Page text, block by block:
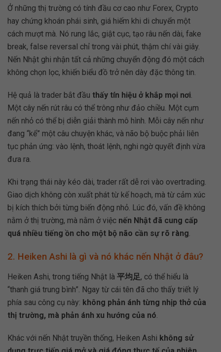
Ở những thị trường có tính đầu cơ cao như Forex, Crypto
hay chứng khoán phái sinh, giá hiếm khi di chuyển một
cách mượt mà. Nó rung lắc, giật cục, tạo râu nến dài, fake
break, false reversal chỉ trong vài phút, thậm chí vài giây.
Nến Nhật ghi nhận tất cả những chuyển động đó một cách
không chọn lọc, khiến biểu đồ trở nên dày đặc thông tin.
Hệ quả là trader bắt đầu thấy tín hiệu ở khắp mọi nơi
Một cây nến rút râu có thể trông như đảo chiều. Một cụm
nến nhỏ có thể bị diễn giải thành mô hình. Mỗi cây nến như
đang “kể” một câu chuyện khác, và não bộ buộc phải liên
tục phản ứng: vào lệnh, thoát lệnh, nghi ngờ quyết định vừa
đưa ra.
Khi trạng thái này kéo dài, trader rất dễ rơi vào overtrading.
Giao dịch không còn xuất phát từ kế hoạch, mà từ cảm xúc
bị kích thích bởi từng biến động nhỏ. Lúc đó, vấn đề không
nằm ở thị trường, mà nằm ở việc nến Nhật đã cung cấp
quá nhiều tiếng ồn cho một bộ não cần sự rõ ràng
2. Heiken Ashi là gì và nó khác nến Nhật ở đâu?
Heiken Ashi, trong tiếng Nhật là 平均足, có thể hiểu là
“thanh giá trung bình”. Ngay từ cái tên đã cho thấy triết lý
phía sau công cụ này: không phản ánh từng nhịp thở của
thị trường, mà phản ánh xu hướng của nó
Khác với nến Nhật truyền thống, Heiken Ashi không sử